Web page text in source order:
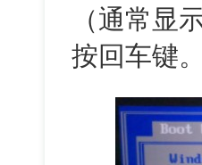
（通常显
按回车键。